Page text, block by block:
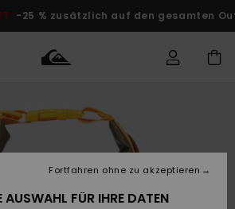
-25 % zusätzlich auf den gesamten
Kleidung
Accessoires
Kleidung
Accessoires
Shop
Brandneu
Surf Shop
Männer
Kinder
Snow Shop
Männer
Kinder
Outlet
Herren
KINDER
Bestellung
Versand
AUSWAHL FÜR IHRE DATEN
Fortfahren ohne zu akzeptieren